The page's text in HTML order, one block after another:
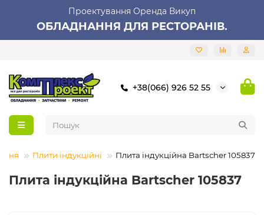
Проектування Оренда Викуп
ОБЛАДНАННЯ ДЛЯ РЕСТОРАНІВ.
+38(066) 926 52 55
Плити індукційні Плита індукційна Bartscher 105837
Плита індукційна Bartscher 105837